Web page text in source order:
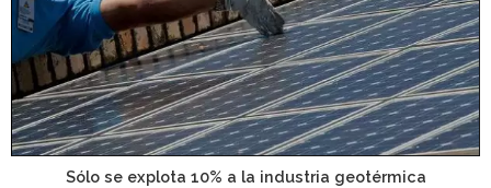
Sólo se explota 10% a la industria geotérmica